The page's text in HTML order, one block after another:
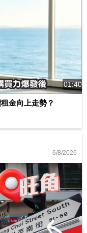
01:40
金向上走勢？
6/8/2026